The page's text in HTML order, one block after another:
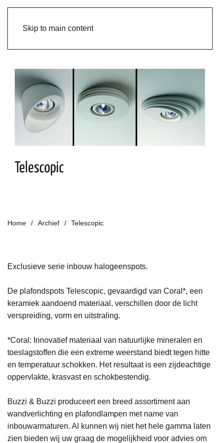
Skip to main content
Telescopic
Home Archief Telescopic
Exclusieve serie inbouw halogeenspots.
De plafondspots Telescopic, gevaardigd van Coral*, een
keramiek aandoend materiaal, verschillen door de licht
verspreiding, vorm en uitstraling.
*Coral: Innovatief materiaal van natuurlijke mineralen en
toeslagstoffen die een extreme weerstand biedt tegen hitte
en temperatuur schokken. Het resultaat is een zijdeachtige
oppervlakte, krasvast en schokbestendig.
Buzzi & Buzzi produceert een breed assortiment aan
wandverlichting en plafondlampen met name van
inbouwarmaturen. Al kunnen wij niet het hele gamma laten
zien bieden wij uw graag de mogelijkheid voor advies om